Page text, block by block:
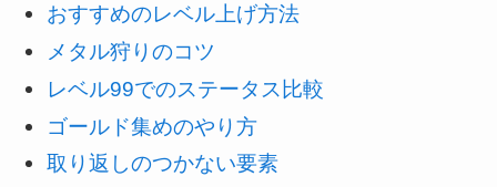
おすすめのレベル上げ方法
メタル狩りのコツ
レベル99でのステータス比較
ゴールド集めのやり方
取り返しのつかない要素